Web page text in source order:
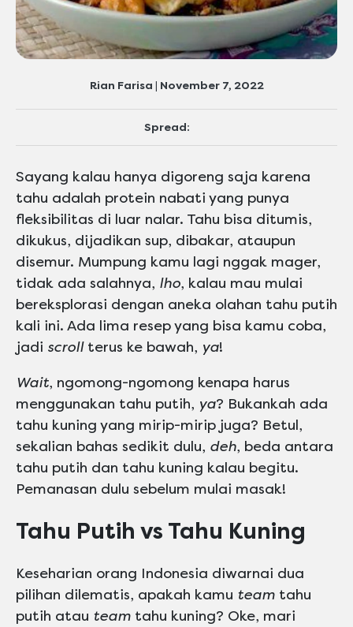
Rian Farisa | November 7, 2022
Spread:
Sayang kalau hanya digoreng saja karena
tahu adalah protein nabati yang punya
fleksibilitas di luar nalar. Tahu bisa ditumis,
dikukus, dijadikan sup, dibakar, ataupun
disemur. Mumpung kamu lagi nggak mager,
tidak ada salahnya, lho, kalau mau mulai
bereksplorasi dengan aneka olahan tahu putih
kali ini. Ada lima resep yang bisa kamu coba,
jadi scrollterus ke bawah, ya!
Wait, ngomong-ngomong kenapa harus
menggunakan tahu putih, ya? Bukankah ada
tahu kuning yang mirip-mirip juga? Betul,
sekalian bahas sedikit dulu, deh, beda antara
tahu putih dan tahu kuning kalau begitu.
Pemanasan dulu sebelum mulai masak!
Tahu Putih vs Tahu Kuning
Keseharian orang Indonesia diwarnai dua
pilihan dilematis, apakah kamu team tahu
putih atau team tahu kuning? Oke, mari